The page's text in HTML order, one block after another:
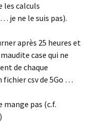
les calculs
je ne le suis pas).
après 25 heures et
case qui ne
de chaque
fichier csv de 5Go …
mange pas (c.f.